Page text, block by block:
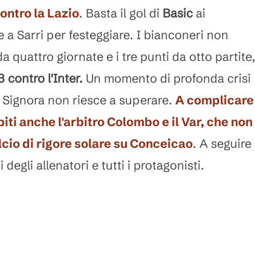
la Lazio. Basta il gol di Basic ai
a Sarri per festeggiare. I bianconeri non
quattro giornate e i tre punti da otto partite,
contro l'Inter. Un momento di profonda crisi
non riesce a superare. A complicare
anche l'arbitro Colombo e il Var, che non
di rigore solare su Conceicao. A seguire
degli allenatori e tutti i protagonisti.